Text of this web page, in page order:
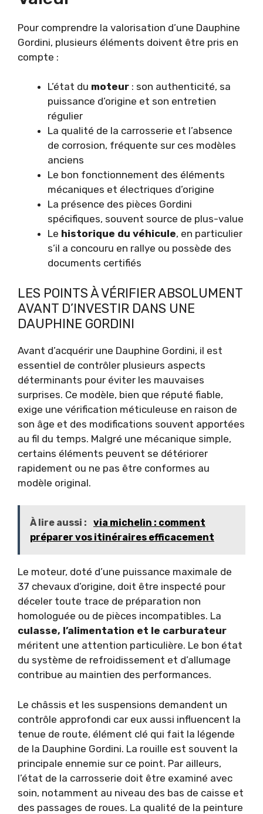
Pour comprendre la valorisation d’une Dauphine
Gordini, plusieurs éléments doivent être pris en
compte :
L’état du moteur : son authenticité, sa
puissance d’origine et son entretien
régulier
La qualité de la carrosserie et l’absence
de corrosion, fréquente sur ces modèles
anciens
Le bon fonctionnement des éléments
mécaniques et électriques d’origine
La présence des pièces Gordini
spécifiques, souvent source de plus-value
Le historique du véhicule, en particulier
s’il a concouru en rallye ou possède des
documents certifiés
LES POINTS À VÉRIFIER ABSOLUMENT
AVANT D’INVESTIR DANS UNE
DAUPHINE GORDINI
Avant d’acquérir une Dauphine Gordini, il est
essentiel de contrôler plusieurs aspects
déterminants pour éviter les mauvaises
surprises. Ce modèle, bien que réputé fiable,
exige une vérification méticuleuse en raison de
son âge et des modifications souvent apportées
au fil du temps. Malgré une mécanique simple,
certains éléments peuvent se détériorer
rapidement ou ne pas être conformes au
modèle original.
À lire aussi :
via michelin : comment
préparer vos itinéraires efficacement
Le moteur, doté d’une puissance maximale de
37 chevaux d’origine, doit être inspecté pour
déceler toute trace de préparation non
homologuée ou de pièces incompatibles. La
culasse, l’alimentation et le carburateur
méritent une attention particulière. Le bon état
du système de refroidissement et d’allumage
contribue au maintien des performances.
Le châssis et les suspensions demandent un
contrôle approfondi car eux aussi influencent la
tenue de route, élément clé qui fait la légende
de la Dauphine Gordini. La rouille est souvent la
principale ennemie sur ce point. Par ailleurs,
l’état de la carrosserie doit être examiné avec
soin, notamment au niveau des bas de caisse et
des passages de roues. La qualité de la peinture